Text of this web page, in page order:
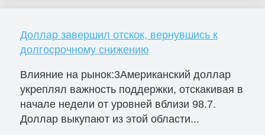
Доллар завершил отскок, вернувшись к
долгосрочному снижению
Влияние на рынок:3Американский доллар
укреплял важность поддержки, отскакивая в
начале недели от уровней вблизи 98.7.
Доллар выкупают из этой области...